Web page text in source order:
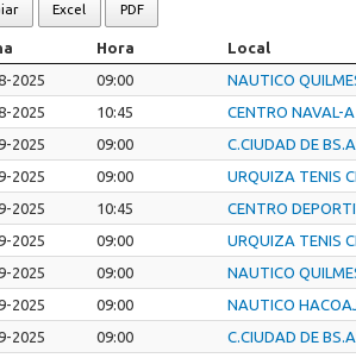
Excel PDF
Hora Local
2025
09:00 NAUTICO
2025
10:45 CENTRO NAVAL-A
2025
09:00 C.CIUDAD DE
2025
09:00 URQUIZA TENIS
2025
10:45 CENTRO
2025
09:00 URQUIZA TENIS
2025
09:00 NAUTICO
2025
09:00 NAUTICO
2025
09:00 C.CIUDAD DE